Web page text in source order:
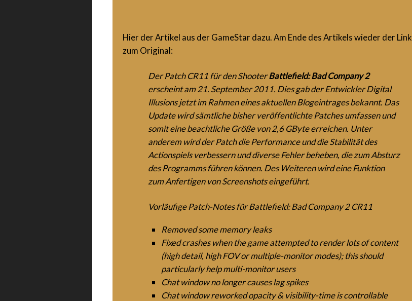
Hier der Artikel aus der GameStar dazu. Am Ende des Artikels wieder der Link
zum Original:
Der Patch CR11 für den ShooterBattlefield: Bad Company 2
erscheint am 21. September 2011. Dies gab der Entwickler Digital
Illusions jetzt im Rahmen eines aktuellen Blogeintrages bekannt. Das
Update wird sämtliche bisher veröffentlichte Patches umfassen und
somit eine beachtliche Größe von 2,6 GByte erreichen. Unter
anderem wird der Patch die Performance und die Stabilität des
Actionspiels verbessern und diverse Fehler beheben, die zum Absturz
des Programms führen können. Des Weiteren wird eine Funktion
zum Anfertigen von Screenshots eingeführt.
Vorläufige Patch-Notes für Battlefield: Bad Company 2 CR11
Removed some memory leaks
Fixed crashes when the game attempted to render lots of content
(high detail, high FOV or multiple-monitor modes); this should
particularly help multi-monitor users
Chat window no longer causes lag spikes
Chat window reworked opacity & visibility-time is controllable